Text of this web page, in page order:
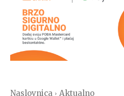
Naslovnica Aktualno